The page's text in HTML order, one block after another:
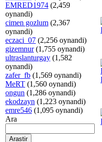
EMRED1974 (2,459
oynandi)
cimen gozlum (2,367
oynandi)
eczaci_07 (2,256 oynandi)
gizemnur(1,755 oynandi)
ultraslanturgay (1,582
oynandi)
zafer_fb (1,569 oynandi)
MeRT (1,560 oynandi)
ongun (1,286 oynandi)
ekodzayn (1,223 oynandi)
emre546 (1,095 oynandi)
Ara